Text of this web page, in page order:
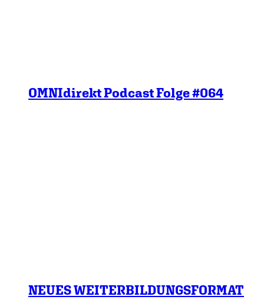
OMNIdirekt Podcast Folge #064
NEUES WEITERBILDUNGSFORMAT